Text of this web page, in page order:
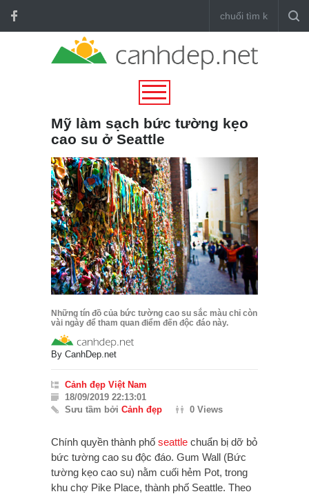
Mỹ làm sạch bức tường kẹo
cao su ở Seattle
Những tín đồ của bức tường cao su sắc màu chỉ còn
vài ngày để tham quan điểm đến độc đáo này.
By CanhDep.net
Cảnh đẹp Việt Nam
18/09/2019 22:13:01
Sưu tầm bởi Cảnh đẹp 0 Views
Chính quyền thành phố seattle chuẩn bị dỡ bỏ
bức tường cao su độc đáo. Gum Wall (Bức
tường kẹo cao su) nằm cuối hẻm Pot, trong
khu chợ Pike Place, thành phố Seattle. Theo